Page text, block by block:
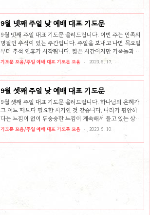
표 기도문 예시로 도움을 드리길 원합니다. 9월 주일 예배
를 준비하실 때 여러 가지 주제로 대표기도를 준비하실 수
있습니다. 9월 예배를 준비하시면서 어떤 주제로 기도문을
작성하시면 좋을지 추천해 드립니다. 1. 교회의 연합과 성장
9월은 하반기 사역이 본격적으로 시작되는 달입니다. 하반
기 사역을 감당할 때 교회가 더욱 하나 되어 하나님께 영광
9월 넷째 주일 낮 예배 대표 기도문
9월 넷째 주일 대표 기도문 올려드립니다. 이번 주는 민족의
명절인 추석이 있는 주간입니다. 주일을 보내고 나면 목요일
부터 추석 연휴가 시작됩니다. 짧은 시간이지만 가족들과 오
랜만에 만나 정을 나누는 시간을 갖게 됩니다. 영적으로 묶인
들은 오히려 더 많이 만나기 힘들기에 그 시간이 소중한 시간
다. 이번 주 대표 기도를 준비하실 때 어떤 주제로 기도하면
좋을지 3가지 주제를 추천해 드립니다. 그리고 9월 넷째 주
주일 예배 대표 기도문 예시를 올려드립니다. 9월 넷째 주일
감동적인 기도문 작성을 위한 3가지 주제 추천 9월 넷째 주
일 예배 대표 기도문을 작성하실 때 다음과 같은 주제를 고
기도문 모음/주일 예배 대표 기도문 모음 2023. 9. 17.
9월 셋째 주일 낮 예배 대표 기도문
9월 셋째 주일 대표 기도문 올려드립니다. 하나님의 은혜가
그 어느 때보다 필요한 시기인 것 같습니다. 나라가 평안하
다는 느낌이 없이 뒤숭숭한 느낌이 계속해서 들고 있는 상황
입니다. 나라의 흥망성쇠는 하나님의 손에 있기 때문에 하나
님의 도우심이 없이는 우리나라가 잘 될 수 없습니다. 따라서
깨어서 기도하고 하나님을 예배하며 각 교회가 맡은 사명 잘
기도문 모음/주일 예배 대표 기도문 모음 2023. 9. 10.